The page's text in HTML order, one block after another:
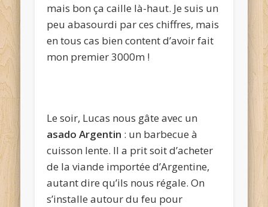
mais bon ça caille là-haut. Je suis un
peu abasourdi par ces chiffres, mais
en tous cas bien content d’avoir fait
mon premier 3000m !
Le soir, Lucas nous gâte avec un
asado Argentin : un barbecue à
cuisson lente. Il a prit soit d’acheter
de la viande importée d’Argentine,
autant dire qu’ils nous régale. On
s’installe autour du feu pour